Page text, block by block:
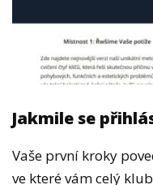
Jakmile se
Vaše první kroky
ve které vám celý